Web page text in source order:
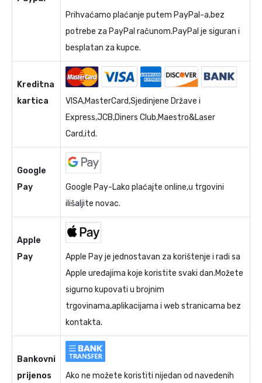
Prihvaćamo plaćanje putem PayPal-a,bez
potrebe za PayPal računom.PayPal je siguran i
besplatan za kupce.
Kreditna
kartica
VISA,MasterCard,Sjedinjene Države i
Express,JCB,Diners Club,Maestro&Laser
Card,itd.
Google
Pay
Google Pay-Lako plaćajte online,u trgovini
ilišaljite novac.
Apple
Pay
Apple Pay je jednostavan za korištenje i radi sa
Apple uređajima koje koristite svaki dan.Možete
sigurno kupovati u brojnim
trgovinama,aplikacijama i web stranicama bez
kontakta.
Bankovni
prijenos
Ako ne možete koristiti nijedan od navedenih